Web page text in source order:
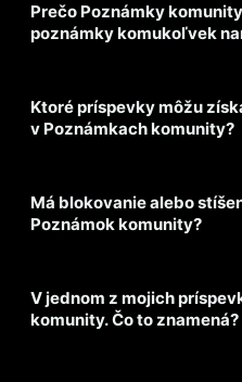
Prečo Poznámky
poznámky komukoľvek
Ktoré príspevky môžu
v Poznámkach komunity?
Má blokovanie alebo
Poznámok komunity?
V jednom z mojich
komunity. Čo to znamená?